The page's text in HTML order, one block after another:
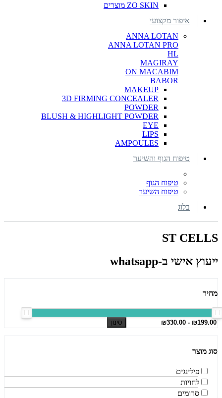
ZO SKIN מוצרים
איפור מקצועי
ANNA LOTAN
ANNA LOTAN PRO
HL
MAGIRAY
ON MACABIM
BABOR
MAKEUP
3D FIRMING CONCEALER
POWDER
BLUSH & HIGHLIGHT POWDER
EYE
LIPS
AMPOULES
טיפוח הגוף והשיער
טיפוח הגוף
טיפוח השיער
בלוג
ST CELLS
ייעוץ אישי ב-whatsapp
מחיר
סינון
סוג מוצר
פילינגים
לחויות
סרומים